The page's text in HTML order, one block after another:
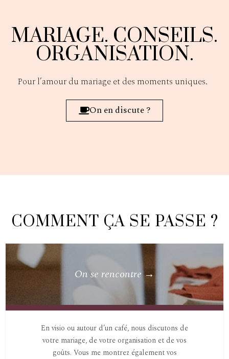
MARIAGE. CONSEILS.
ORGANISATION.
Pour l’amour du mariage et des moments uniques.
On en discute ?
COMMENT ÇA SE PASSE ?
On se rencontre →
En visio ou autour d’un café, nous discutons de
votre mariage, de votre organisation et de vos
goûts. Vous me montrez également vos